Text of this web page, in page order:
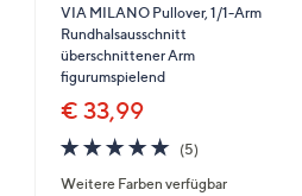
VIA MILANO Pullover, 1/1-Arm
Rundhalsausschnitt
überschnittener Arm
figurumspielend
€ 33,99
4.8
von
5
(5)5
Weitere Farben verfügbar